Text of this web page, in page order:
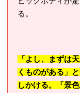
る。
「よし、まずは
くものがある」
しかける。「景